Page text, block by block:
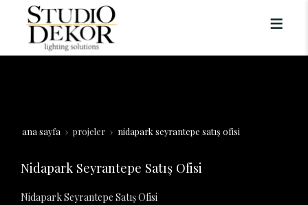
ana sayfa projeler nidapark seyrantepe satış ofisi
Nidapark Seyrantepe Satış Ofisi
Nidapark Seyrantepe Satış Ofisi